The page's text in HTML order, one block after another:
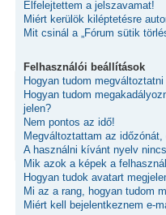
Elfelejtettem a jelszavamat!
Miért kerülök kiléptetésre
Mit csinál a „Fórum sütik
Felhasználói beállítások
Hogyan tudom
Hogyan tudom
jelen?
Nem pontos az idő!
Megváltoztattam az
A használni kívánt nyelv
Mik azok a képek a
Hogyan tudok avatart
Mi az a rang, hogyan tudom
Miért kell bejelentkeznem e-